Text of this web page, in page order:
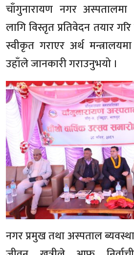
चाँगुनारायण नगर
लागि विस्तृत प्रतिवेदन तयार
स्वीकृत गराएर अर्थ
उहाँले जानकारी गराउनुभयो ।
नगर प्रमुख तथा अस्पताल